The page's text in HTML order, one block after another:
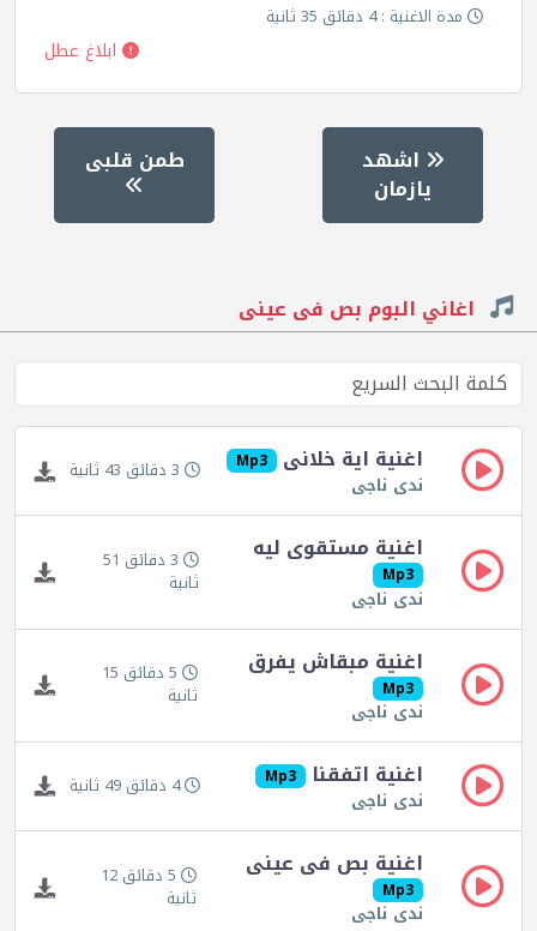
مدة الاغنية : 4 دقائق 35 ثانية
ابلاغ عطل
اشهد
يازمان
طمن قلبى
اغاني البوم بص فى عينى
اغنية اية خلانى Mp3
ندى ناجى 3 دقائق 43 ثانية
اغنية مستقوى ليه
Mp3
ندى ناجى
3 دقائق 51
ثانية
اغنية مبقاش يفرق
Mp3
ندى ناجى
5 دقائق 15
ثانية
اغنية اتفقنا Mp3
ندى ناجى 4 دقائق 49 ثانية
اغنية بص فى عينى
Mp3
ندى ناجى
5 دقائق 12
ثانية